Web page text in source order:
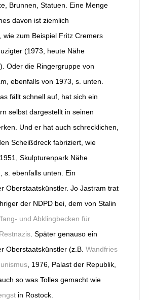
Brunnen, Statuen. Eine Menge
davon ist ziemlich
wie zum Beispiel Fritz Cremers
(1973, heute Nähe
Oder die Ringergruppe von
ebenfalls von 1973, s. unten.
fällt schnell auf, hat sich ein
selbst dargestellt in seinen
Und er hat auch schrecklichen,
Scheißdreck fabriziert, wie
Skulpturenpark Nähe
s. ebenfalls unten. Ein
Oberstaatskünstler. Jo Jastram trat
der NDPD bei, dem von Stalin
und Abklingbecken für
. Später genauso ein
Oberstaatskünstler (z.B. Wandfries
, 1976, Palast der Republik,
so was Tolles gemacht wie
in Rostock.